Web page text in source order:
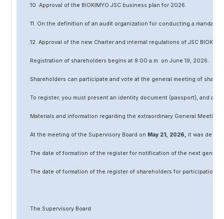
10. Approval of the BIOKIMYO JSC business plan for 2026.
11. On the definition of an audit organization for conducting a
12. Approval of the new Charter and internal regulations of JSC
Registration of shareholders begins at 9:00 a.m. on June 19, 2026.
Shareholders can participate and vote at the general meeting of
To register, you must present an identity document (passport), and a
Materials and information regarding the extraordinary General
At the meeting of the Supervisory Board on May21, 2026, it was
The date of formation of the register for notification of the next
The date of formation of the register of shareholders for participation
The Supervisory Board